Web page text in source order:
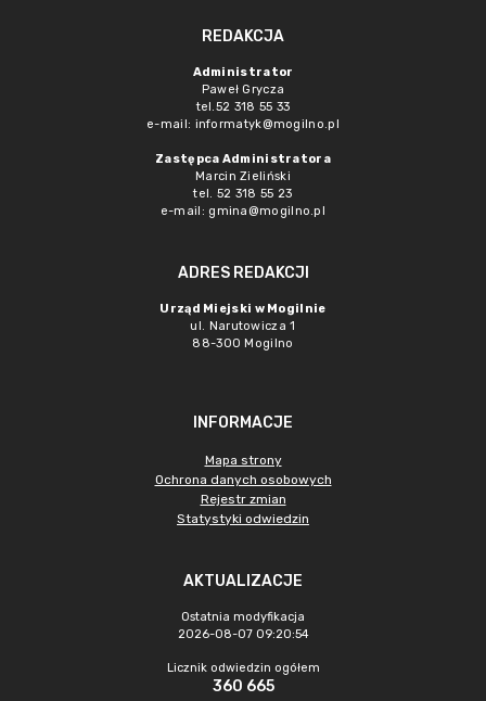
REDAKCJA
Administrator
Paweł Grycza
tel.52 318 55 33
e-mail: informatyk@mogilno.pl
Zastępca Administratora
Marcin Zieliński
tel. 52 318 55 23
e-mail: gmina@mogilno.pl
ADRES REDAKCJI
Urząd Miejski w Mogilnie
ul. Narutowicza 1
88-300 Mogilno
INFORMACJE
Mapa strony
Ochrona danych osobowych
Rejestr zmian
Statystyki odwiedzin
AKTUALIZACJE
Ostatnia modyfikacja
2026-08-07 09:20:54
Licznik odwiedzin ogółem
360 665